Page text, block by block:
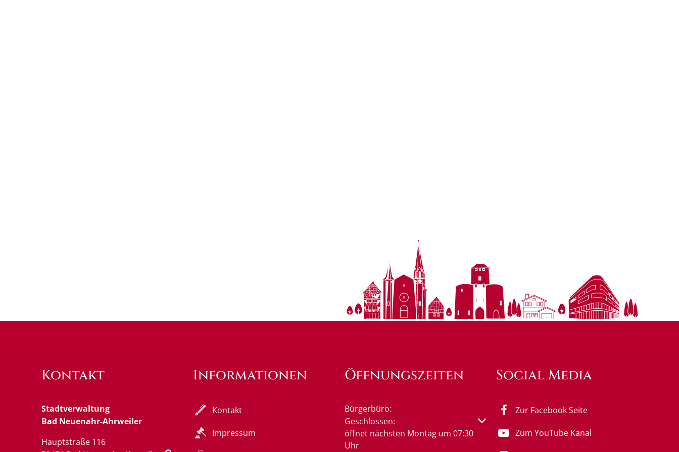
Kontakt
Stadtverwaltung
Bad Neuenahr-Ahrweiler
Hauptstraße 116
Informationen
Kontakt
Impressum
Öffnungszeiten
Bürgerbüro:
Klicken, um weitere Öffnungs- oder Schließzeiten auszublenden
Geschlossen:
öffnet nächsten Montag um 07:30
Uhr
Social Media
Zur Facebook Seite
Zum YouTube Kanal